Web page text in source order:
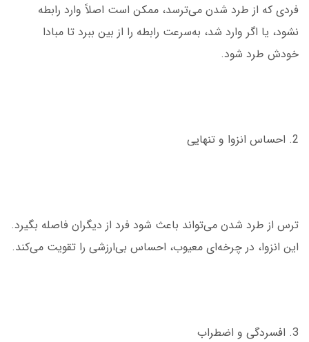
فردی که از طرد شدن می‌ترسد، ممکن است اصلاً وارد رابطه
نشود، یا اگر وارد شد، به‌سرعت رابطه را از بین ببرد تا مبادا
خودش طرد شود.
2. احساس انزوا و تنهایی
ترس از طرد شدن می‌تواند باعث شود فرد از دیگران فاصله بگیرد.
این انزوا، در چرخه‌ای معیوب، احساس بی‌ارزشی را تقویت می‌کند.
3. افسردگی و اضطراب